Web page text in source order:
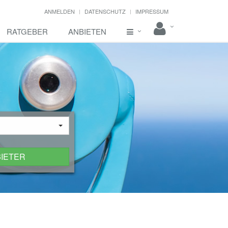
ANMELDEN DATENSCHUTZ IMPRESSUM
RATGEBER ANBIETEN